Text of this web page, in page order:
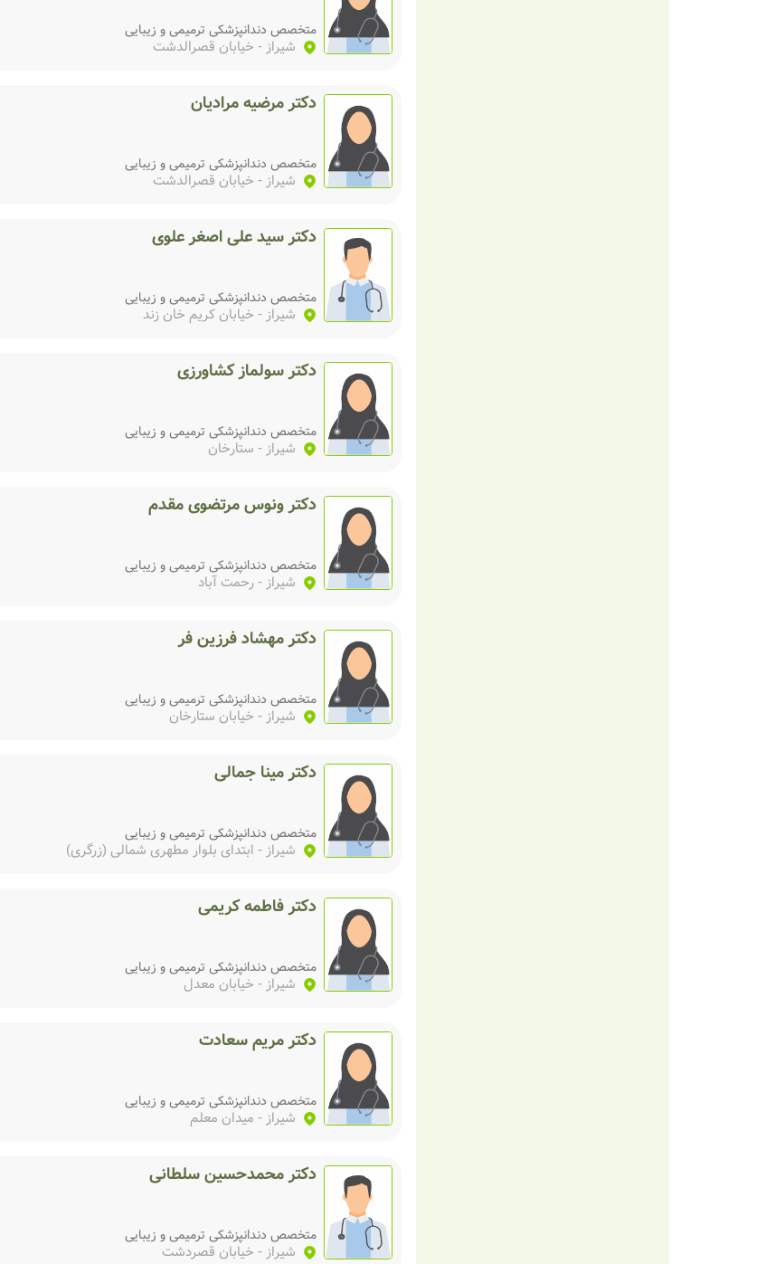
متخصص دندانپزشکی ترمیمی و زیبایی
شیراز- خیابان قصرالدشت
دکتر مرضیه مرادیان
متخصص دندانپزشکی ترمیمی و زیبایی
شیراز- خیابان قصرالدشت
دکتر سید علی اصغر علوی
متخصص دندانپزشکی ترمیمی و زیبایی
شیراز- خیابان کریم خان زند
دکتر سولماز کشاورزی
متخصص دندانپزشکی ترمیمی و زیبایی
شیراز- ستارخان
دکتر ونوس مرتضوی مقدم
متخصص دندانپزشکی ترمیمی و زیبایی
شیراز- رحمت آباد
دکتر مهشاد فرزین فر
متخصص دندانپزشکی ترمیمی و زیبایی
شیراز- خیابان ستارخان
دکتر مینا جمالی
متخصص دندانپزشکی ترمیمی و زیبایی
شیراز- ابتدای بلوار مطهری شمالی (زرگری)
دکتر فاطمه کریمی
متخصص دندانپزشکی ترمیمی و زیبایی
شیراز- خیابان معدل
دکتر مریم سعادت
متخصص دندانپزشکی ترمیمی و زیبایی
شیراز- میدان معلم
دکتر محمدحسین سلطانی
متخصص دندانپزشکی ترمیمی و زیبایی
شیراز- خیابان قصردشت